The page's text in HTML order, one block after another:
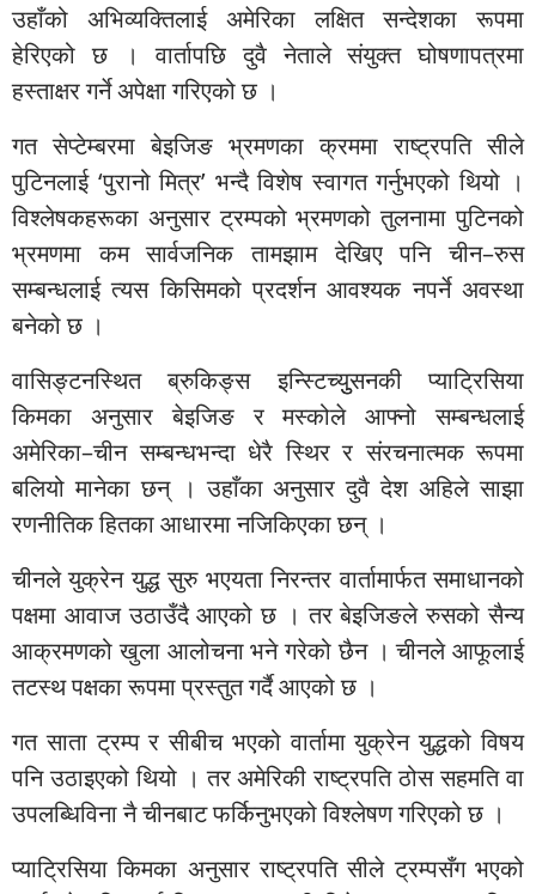
उहाँको अभिव्यक्तिलाई अमेरिका लक्षित सन्देशका रूपमा
हेरिएको छ । वार्तापछि दुवै नेताले संयुक्त घोषणापत्रमा
हस्ताक्षर गर्ने अपेक्षा गरिएको छ ।
गत सेप्टेम्बरमा बेइजिङ भ्रमणका क्रममा राष्ट्रपति सीले
पुटिनलाई ‘पुरानो मित्र’ भन्दै विशेष स्वागत गर्नुभएको थियो ।
विश्लेषकहरूका अनुसार ट्रम्पको भ्रमणको तुलनामा पुटिनको
भ्रमणमा कम सार्वजनिक तामझाम देखिए पनि चीन–रुस
सम्बन्धलाई त्यस किसिमको प्रदर्शन आवश्यक नपर्ने अवस्था
बनेको छ ।
वासिङ्टनस्थित ब्रुकिङ्स इन्स्टिच्युुसनकी प्याट्रिसिया
किमका अनुसार बेइजिङ र मस्कोले आफ्नो सम्बन्धलाई
अमेरिका–चीन सम्बन्धभन्दा धेरै स्थिर र संरचनात्मक रूपमा
बलियो मानेका छन् । उहाँका अनुसार दुवै देश अहिले साझा
रणनीतिक हितका आधारमा नजिकिएका छन् ।
चीनले युक्रेन युद्ध सुरु भएयता निरन्तर वार्तामार्फत समाधानको
पक्षमा आवाज उठाउँदै आएको छ । तर बेइजिङले रुसको सैन्य
आक्रमणको खुला आलोचना भने गरेको छैन । चीनले आफूलाई
तटस्थ पक्षका रूपमा प्रस्तुत गर्दै आएको छ ।
गत साता ट्रम्प र सीबीच भएको वार्तामा युक्रेन युद्धको विषय
पनि उठाइएको थियो । तर अमेरिकी राष्ट्रपति ठोस सहमति वा
उपलब्धिविना नै चीनबाट फर्किनुभएको विश्लेषण गरिएको छ ।
प्याट्रिसिया किमका अनुसार राष्ट्रपति सीले ट्रम्पसँग भएको